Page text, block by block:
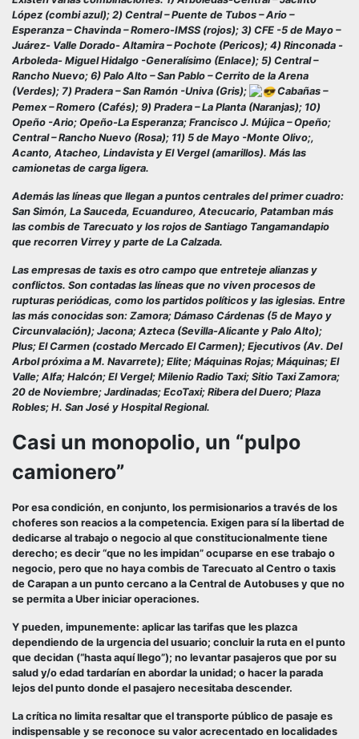
López (combi azul); 2) Central – Puente de Tubos – Ario –
Esperanza – Chavinda – Romero-IMSS (rojos); 3) CFE -5 de Mayo –
Juárez- Valle Dorado- Altamira – Pochote (Pericos); 4) Rinconada -
Arboleda- Miguel Hidalgo -Generalísimo (Enlace); 5) Central –
Rancho Nuevo; 6) Palo Alto – San Pablo – Cerrito de la Arena
(Verdes); 7) Pradera – San Ramón -Univa (Gris);
Cabañas –
Pemex – Romero (Cafés); 9) Pradera – La Planta (Naranjas); 10)
Opeño -Ario; Opeño-La Esperanza; Francisco J. Mújica – Opeño;
Central – Rancho Nuevo (Rosa); 11) 5 de Mayo -Monte Olivo;,
Acanto, Atacheo, Lindavista y El Vergel (amarillos). Más las
camionetas de carga ligera.
Además las líneas que llegan a puntos centrales del primer cuadro:
San Simón, La Sauceda, Ecuandureo, Atecucario, Patamban más
las combis de Tarecuato y los rojos de Santiago Tangamandapio
que recorren Virrey y parte de La Calzada.
Las empresas de taxis es otro campo que entreteje alianzas y
conflictos. Son contadas las líneas que no viven procesos de
rupturas periódicas, como los partidos políticos y las iglesias. Entre
las más conocidas son: Zamora; Dámaso Cárdenas (5 de Mayo y
Circunvalación); Jacona; Azteca (Sevilla-Alicante y Palo Alto);
Plus; El Carmen (costado Mercado El Carmen); Ejecutivos (Av. Del
Arbol próxima a M. Navarrete); Elite; Máquinas Rojas; Máquinas; El
Valle; Alfa; Halcón; El Vergel; Milenio Radio Taxi; Sitio Taxi Zamora;
20 de Noviembre; Jardinadas; EcoTaxi; Ribera del Duero; Plaza
Robles; H. San José y Hospital Regional.
Casi un monopolio, un “pulpo
camionero”
Por esa condición, en conjunto, los permisionarios a través de los
choferes son reacios a la competencia. Exigen para sí la libertad de
dedicarse al trabajo o negocio al que constitucionalmente tiene
derecho; es decir “que no les impidan” ocuparse en ese trabajo o
negocio, pero que no haya combis de Tarecuato al Centro o taxis
de Carapan a un punto cercano a la Central de Autobuses y que no
se permita a Uber iniciar operaciones.
Y pueden, impunemente: aplicar las tarifas que les plazca
dependiendo de la urgencia del usuario; concluir la ruta en el punto
que decidan (“hasta aquí llego”); no levantar pasajeros que por su
salud y/o edad tardarían en abordar la unidad; o hacer la parada
lejos del punto donde el pasajero necesitaba descender.
La crítica no limita resaltar que el transporte público de pasaje es
indispensable y se reconoce su valor acrecentado en localidades